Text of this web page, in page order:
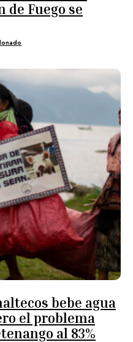
Fuego se
bebe agua
el problema
al 83%